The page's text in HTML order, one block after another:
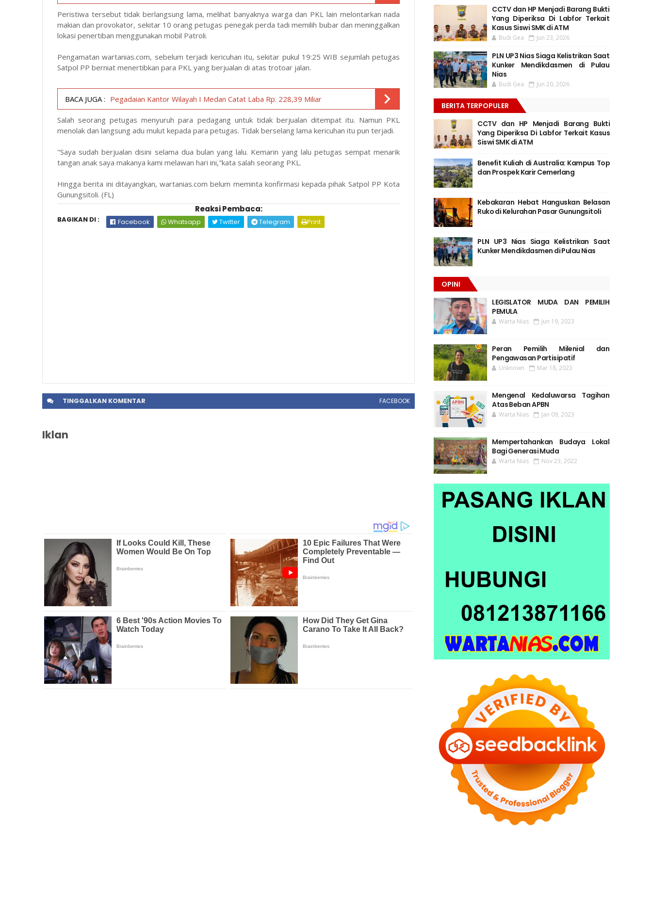
Peristiwa tersebut tidak berlangsung lama, melihat banyaknya warga dan PKL lain melontarkan nada
makian dan provokator, sekitar 10 orang petugas penegak perda tadi memilih bubar dan meninggalkan
lokasi penertiban menggunakan mobil Patroli.
Pengamatan wartanias.com, sebelum terjadi kericuhan itu, sekitar pukul 19:25 WIB sejumlah petugas
Satpol PP berniat menertibkan para PKL yang berjualan di atas trotoar jalan.
BACA JUGA : Pegadaian Kantor Wilayah I Medan Catat Laba Rp. 228,39 Miliar
Salah seorang petugas menyuruh para pedagang untuk tidak berjualan ditempat itu. Namun PKL
menolak dan langsung adu mulut kepada para petugas. Tidak berselang lama kericuhan itu pun terjadi.
"Saya sudah berjualan disini selama dua bulan yang lalu. Kemarin yang lalu petugas sempat menarik
tangan anak saya makanya kami melawan hari ini,"kata salah seorang PKL.
Hingga berita ini ditayangkan, wartanias.com belum meminta konfirmasi kepada pihak Satpol PP Kota
Gunungsitoli. (FL)
Reaksi Pembaca:
BAGIKAN DI : Facebook Whatsapp Twitter Telegram Print
TINGGALKAN KOMENTAR FACEBOOK
Iklan
CCTV dan HP Menjadi Barang Bukti
Yang Diperiksa Di Labfor Terkait
Kasus Siswi SMK di ATM
Budi Gea Jun 23, 2026
PLN UP3 Nias Siaga Kelistrikan Saat
Kunker Mendikdasmen di Pulau
Nias
Budi Gea Jun 20, 2026
BERITA TERPOPULER
CCTV dan HP Menjadi Barang Bukti
Yang Diperiksa Di Labfor Terkait Kasus
Siswi SMK di ATM
Benefit Kuliah di Australia: Kampus Top
dan Prospek Karir Cemerlang
Kebakaran Hebat Hanguskan Belasan
Ruko di Kelurahan Pasar Gunungsitoli
PLN UP3 Nias Siaga Kelistrikan Saat
Kunker Mendikdasmen di Pulau Nias
OPINI
LEGISLATOR MUDA DAN PEMILIH
PEMULA
Warta Nias Jun 19, 2023
Peran Pemilih Milenial dan
Pengawasan Partisipatif
Unknown Mar 18, 2023
Mengenal Kedaluwarsa Tagihan
Atas Beban APBN
Warta Nias Jan 09, 2023
Mempertahankan Budaya Lokal
Bagi Generasi Muda
Warta Nias Nov 23, 2022